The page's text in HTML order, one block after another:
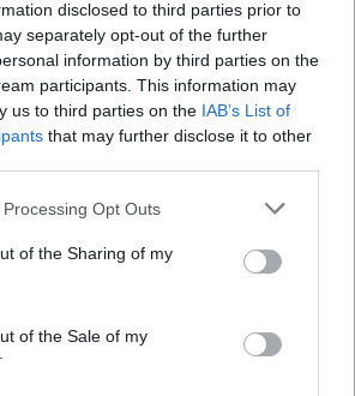
disclosed to third parties prior to
separately opt-out of the further
information by third parties on the
participants. This information may
us to third parties on the IAB’s List of
that may further disclose it to other
Opt Outs
of the Sharing of my
of the Sale of my